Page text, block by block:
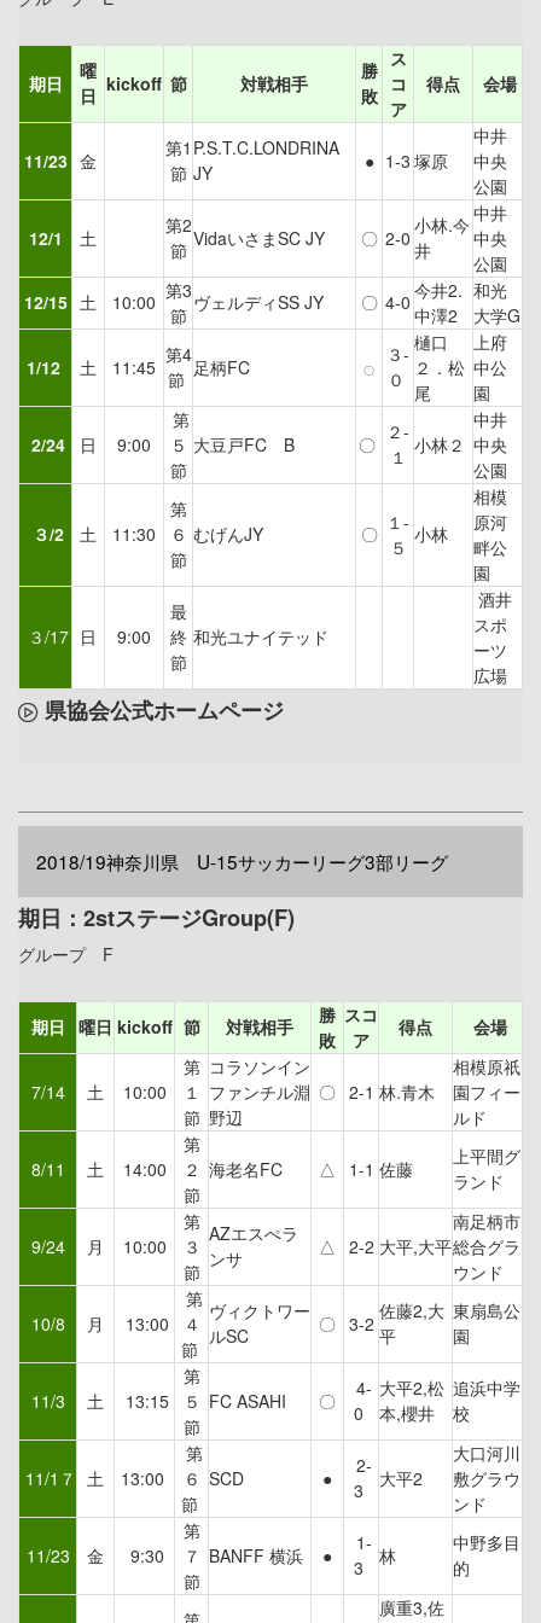
期日
曜
日 kickoff 節 対戦相手
勝
敗
ス
コ
ア
得点 会場
11/23 金
第1
節
P.S.T.C.LONDRINA
JY
● 1-3 塚原
中井
中央
公園
12/1 土
第2
節 VidaいさまSC JY 〇 2-0
小林.今
井
中井
中央
公園
12/15 土 10:00 第3
節
ヴェルディSS JY 〇 4-0 今井2.
中澤2
和光
大学G
1/12 土 11:45
第4
節 足柄FC 〇
３-
０
樋口
２．松
尾
上府
中公
園
2/24 日 9:00
第
５
節
大豆戸FC B 〇
２-
１ 小林２
中井
中央
公園
３/2 土 11:30
第
６
節
むげんJY 〇 １-
５
小林
相模
原河
畔公
園
３/17 日 9:00
最
終
節
和光ユナイテッド
酒井
スポ
ーツ
広場
県協会公式ホームページ
2018/19神奈川県 U-15サッカーリーグ3部リーグ
期日：2stステージGroup(F)
グループ F
期日 曜日 kickoff 節 対戦相手
勝
敗
スコ
ア
得点 会場
7/14 土 10:00
第
１
節
コラソンイン
ファンチル淵
野辺
〇 2-1 林.青木
相模原祇
園フィー
ルド
8/11 土 14:00
第
２
節
海老名FC △ 1-1 佐藤
上平間グ
ランド
9/24 月 10:00
第
３
節
AZエスぺラ
ンサ
△ 2-2 大平,大平
南足柄市
総合グラ
ウンド
10/8 月 13:00
第
４
節
ヴィクトワー
ルSC
〇 3-2
佐藤2,大
平
東扇島公
園
11/3 土 13:15
第
５
節
FC ASAHI 〇
4-
0
大平2,松
本,櫻井
追浜中学
校
11/1７ 土 13:00
第
６
節
SCD ●
2-
3
大平2
大口河川
敷グラウ
ンド
11/23 金 9:30
第
７
節
BANFF 横浜 ●
1-
3
林
中野多目
的
廣重3,佐